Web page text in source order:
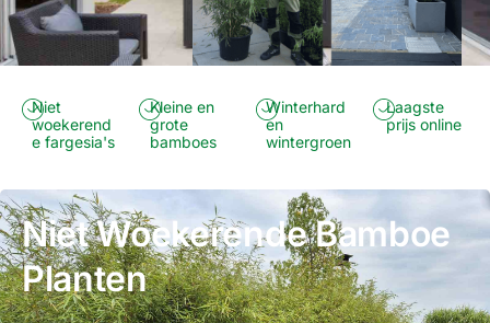
Niet
woekerend
e fargesia's
Kleine en
grote
bamboes
Winterhard
en
wintergroen
Laagste
prijs online
Niet Woekerende Bamboe
Planten